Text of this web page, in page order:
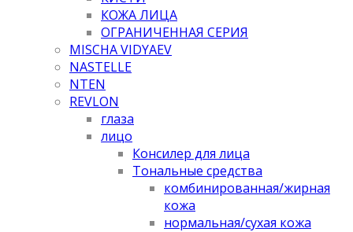
КОЖА ЛИЦА
ОГРАНИЧЕННАЯ СЕРИЯ
MISCHA VIDYAEV
NASTELLE
NTEN
REVLON
глаза
лицо
Консилер для лица
Тональные средства
комбинированная/жирная
кожа
нормальная/cухая кожа